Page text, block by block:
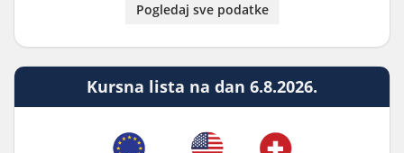
Pogledaj sve podatke
Kursna lista na dan 6.8.2026.